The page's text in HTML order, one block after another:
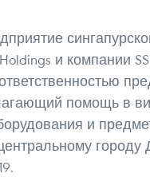
и компании
помощь в
и
городу